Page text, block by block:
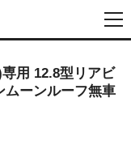
用 12.8型リアビ
ムーンルーフ無車